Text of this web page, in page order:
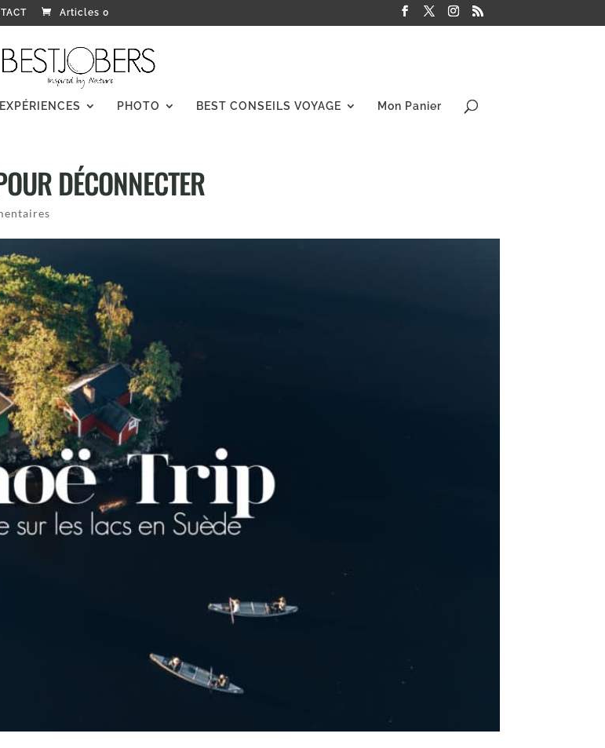
Articles 0
PHOTO BEST CONSEILS VOYAGE Mon Panier
DÉCONNECTER